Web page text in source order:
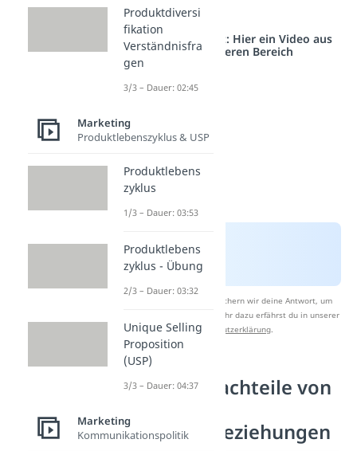
angesprochen.
Studyflix vernetzt: Hier ein Video aus
einem anderen Bereich
Nach Beantwortung speichern wir deine Antwort, um
Studyflix zu verbessern. Mehr dazu erfährst du in unserer
Datenschutzerklärung
Vor- und Nachteile von
Geschäftsbeziehungen
Produktdiversi
fikation
Verständnisfra
gen
3/3 – Dauer: 02:45
Marketing
Produktlebenszyklus & USP
Produktlebens
zyklus
1/3 – Dauer: 03:53
Produktlebens
zyklus - Übung
2/3 – Dauer: 03:32
Unique Selling
Proposition
(USP)
3/3 – Dauer: 04:37
Marketing
Kommunikationspolitik